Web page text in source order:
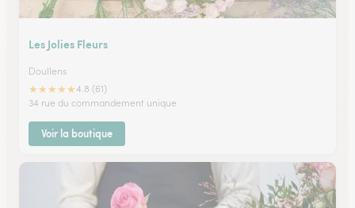
Les Jolies Fleurs
Doullens
★★★★★4.8 (61)
34 rue du commandement unique
Voir la boutique